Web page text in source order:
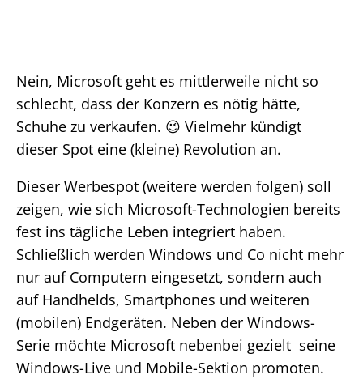
Nein, Microsoft geht es mittlerweile nicht so
schlecht, dass der Konzern es nötig hätte,
Schuhe zu verkaufen. 😉 Vielmehr kündigt
dieser Spot eine (kleine) Revolution an.
Dieser Werbespot (weitere werden folgen) soll
zeigen, wie sich Microsoft-Technologien bereits
fest ins tägliche Leben integriert haben.
Schließlich werden Windows und Co nicht mehr
nur auf Computern eingesetzt, sondern auch
auf Handhelds, Smartphones und weiteren
(mobilen) Endgeräten. Neben der Windows-
Serie möchte Microsoft nebenbei gezielt seine
Windows-Live und Mobile-Sektion promoten.